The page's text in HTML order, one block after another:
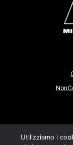
Utilizziamo i